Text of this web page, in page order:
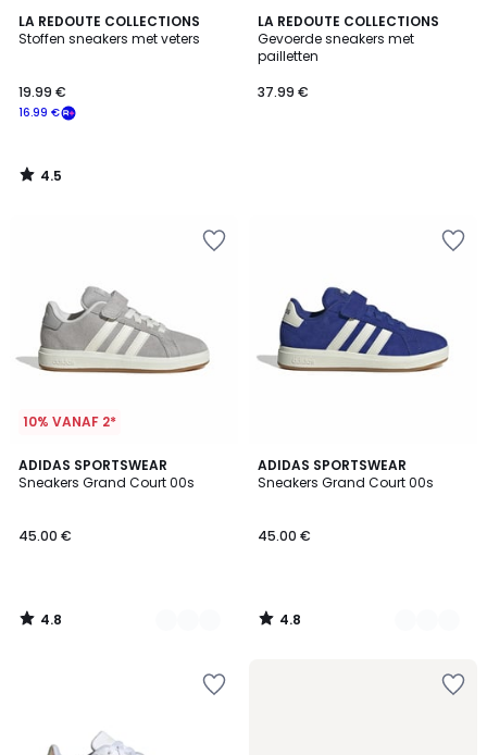
LA REDOUTE COLLECTIONS
Stoffen sneakers met veters
16.99 €
19.99 €
4.5
/ 5
4.5
/
LA REDOUTE COLLECTIONS
Gevoerde sneakers met
pailletten
37.99 €
10% VANAF 2*
ADIDAS SPORTSWEAR
Sneakers Grand Court 00s
45.00 €
4.8
/ 5
4
Kleuren
4.8
/
ADIDAS SPORTSWEAR
Sneakers Grand Court 00s
45.00 €
4.8
/ 5
3
Kleuren
4.8
/